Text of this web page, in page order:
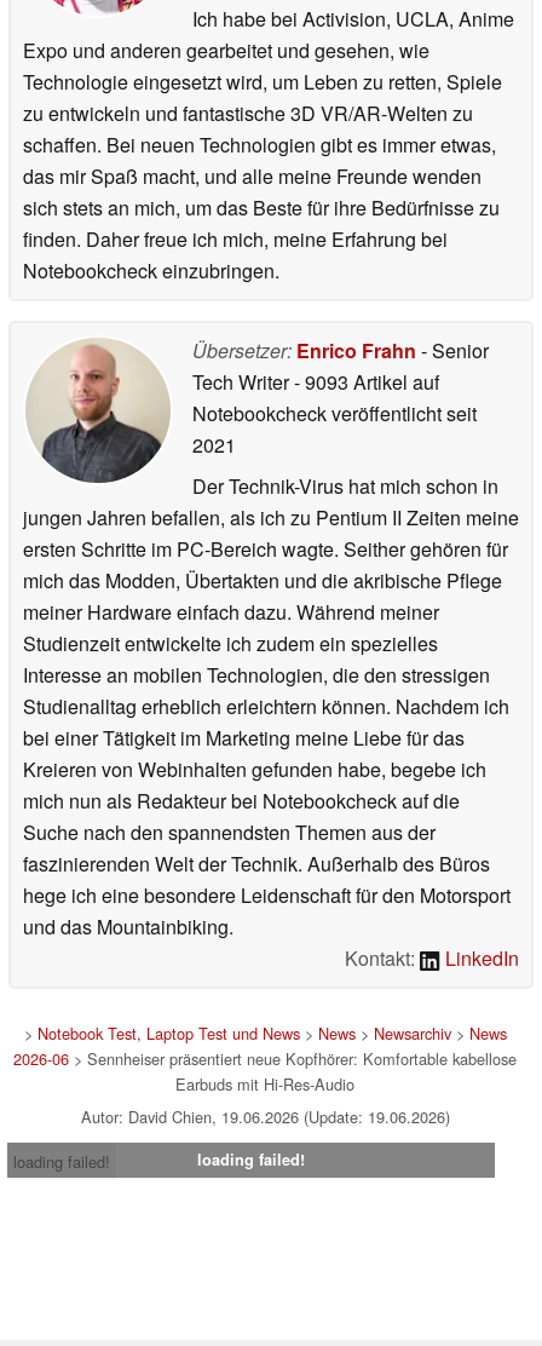
Ich habe bei Activision, UCLA, Anime
Expo und anderen gearbeitet und gesehen, wie
Technologie eingesetzt wird, um Leben zu retten, Spiele
zu entwickeln und fantastische 3D VR/AR-Welten zu
schaffen. Bei neuen Technologien gibt es immer etwas,
das mir Spaß macht, und alle meine Freunde wenden
sich stets an mich, um das Beste für ihre Bedürfnisse zu
finden. Daher freue ich mich, meine Erfahrung bei
Notebookcheck einzubringen.
Übersetzer: Enrico Frahn - Senior
Tech Writer- 9093 Artikel auf
Notebookcheck veröffentlichtseit
2021
Der Technik-Virus hat mich schon in
jungen Jahren befallen, als ich zu Pentium II Zeiten meine
ersten Schritte im PC-Bereich wagte. Seither gehören für
mich das Modden, Übertakten und die akribische Pflege
meiner Hardware einfach dazu. Während meiner
Studienzeit entwickelte ich zudem ein spezielles
Interesse an mobilen Technologien, die den stressigen
Studienalltag erheblich erleichtern können. Nachdem ich
bei einer Tätigkeit im Marketing meine Liebe für das
Kreieren von Webinhalten gefunden habe, begebe ich
mich nun als Redakteur bei Notebookcheck auf die
Suche nach den spannendsten Themen aus der
faszinierenden Welt der Technik. Außerhalb des Büros
hege ich eine besondere Leidenschaft für den Motorsport
und das Mountainbiking.
Kontakt:
LinkedIn
> Notebook Test, Laptop Test und News> News> Newsarchiv> News
2026-06 > Sennheiser präsentiert neue Kopfhörer: Komfortable kabellose
Earbuds mit Hi-Res-Audio
Autor: David Chien, 19.06.2026 (Update: 19.06.2026)
loading failed!
loading failed!